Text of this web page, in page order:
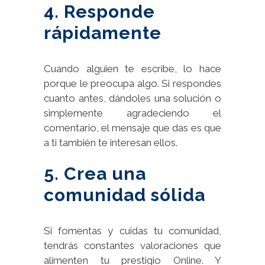
4. Responde
rápidamente
Cuando alguien te escribe, lo hace
porque le preocupa algo. Si respondes
cuanto antes, dándoles una solución o
simplemente agradeciendo el
comentario, el mensaje que das es que
a ti también te interesan ellos.
5. Crea una
comunidad sólida
Si fomentas y cuidas tu comunidad,
tendrás constantes valoraciones que
alimenten tu prestigio Online. Y